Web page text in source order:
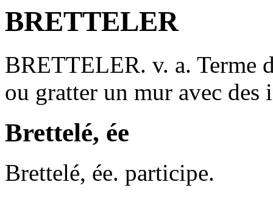
BRETTELER
BRETTELER. v. a. Terme
ou gratter un mur avec des
Brettelé, ée
Brettelé, ée. participe.